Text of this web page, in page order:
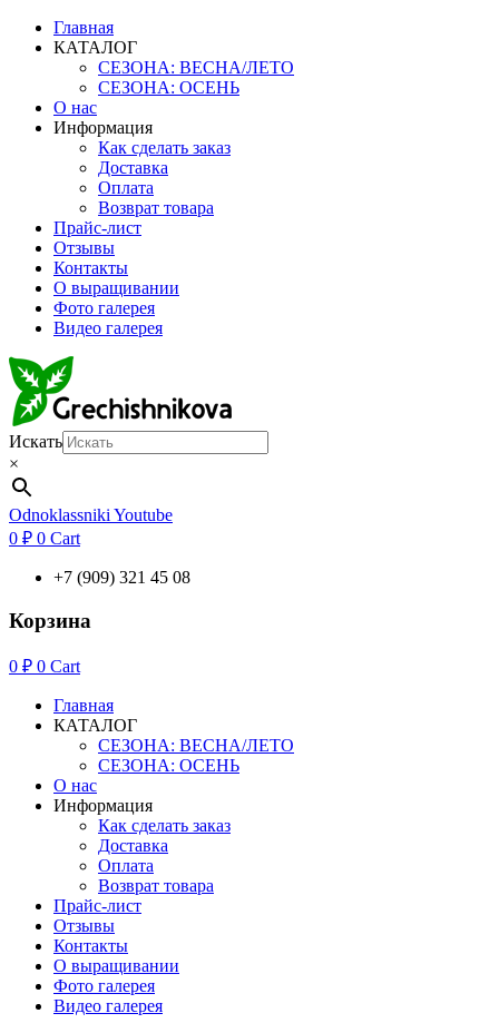
Главная
КАТАЛОГ
СЕЗОНА: ВЕСНА/ЛЕТО
СЕЗОНА: ОСЕНЬ
О нас
Информация
Как сделать заказ
Доставка
Оплата
Возврат товара
Прайс-лист
Отзывы
Контакты
О выращивании
Фото галерея
Видео галерея
Искать
×
Odnoklassniki Youtube
0 ₽ 0 Cart
+7 (909) 321 45 08
Корзина
0 ₽ 0 Cart
Главная
КАТАЛОГ
СЕЗОНА: ВЕСНА/ЛЕТО
СЕЗОНА: ОСЕНЬ
О нас
Информация
Как сделать заказ
Доставка
Оплата
Возврат товара
Прайс-лист
Отзывы
Контакты
О выращивании
Фото галерея
Видео галерея